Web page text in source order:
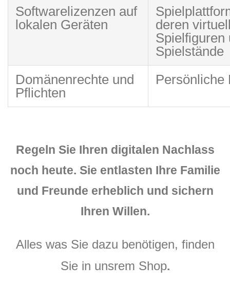
Softwarelizenzen auf
lokalen Geräten
deren
Spielfiguren
Spielstände
Domänenrechte und
Pflichten
Persönliche
Regeln Sie Ihren digitalen Nachlass
noch heute. Sie entlasten Ihre Familie
und Freunde erheblich und sichern
Ihren Willen.
Alles was Sie dazu benötigen, finden
Sie in unsrem Shop.